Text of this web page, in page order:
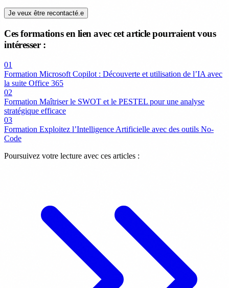
Je veux être recontacté.e
Ces formations en lien avec cet article pourraient vous
intéresser :
01
Formation Microsoft Copilot : Découverte et utilisation de l’IA avec
la suite Office 365
02
Formation Maîtriser le SWOT et le PESTEL pour une analyse
stratégique efficace
03
Formation Exploitez l’Intelligence Artificielle avec des outils No-
Code
Poursuivez votre lecture avec ces articles :